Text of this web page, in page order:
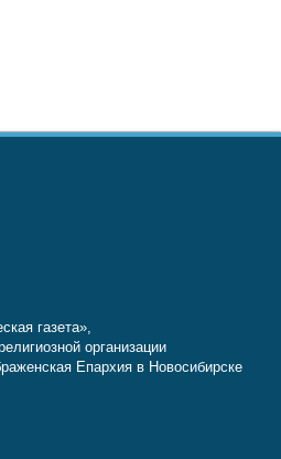
газета»,
организации
Епархия в Новосибирске